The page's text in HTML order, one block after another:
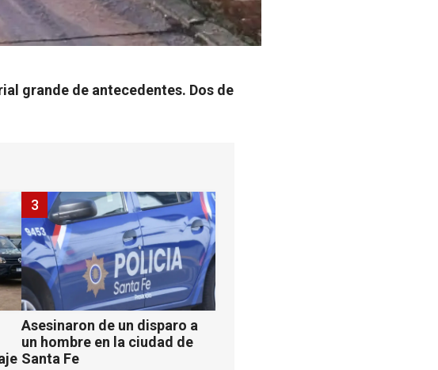
grande de antecedentes. Dos de
Asesinaron de un disparo a
un hombre en la ciudad de
Santa Fe
3